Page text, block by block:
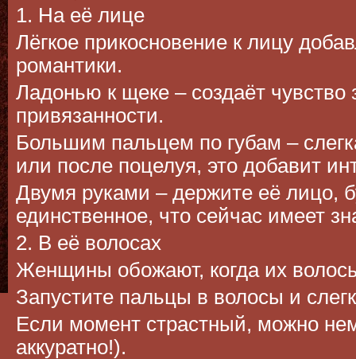
1. На её лице
Лёгкое прикосновение к лицу
романтики.
Ладонью к щеке – создаёт чувство
привязанности.
Большим пальцем по губам –
или после поцелуя, это добавит
Двумя руками – держите её лицо,
единственное, что сейчас имеет
2. В её волосах
Женщины обожают, когда их
Запустите пальцы в волосы и
Если момент страстный, можно
аккуратно!).